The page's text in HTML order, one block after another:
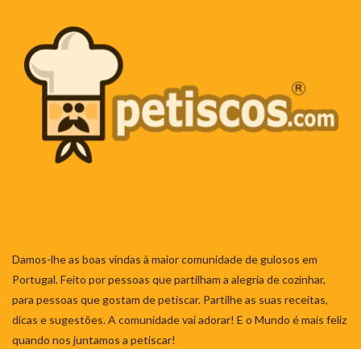
Damos-lhe as boas vindas à maior comunidade de gulosos em
Portugal. Feito por pessoas que partilham a alegria de cozinhar,
para pessoas que gostam de petiscar. Partilhe as suas receitas,
dicas e sugestões. A comunidade vai adorar! E o Mundo é mais feliz
quando nos juntamos a petiscar!